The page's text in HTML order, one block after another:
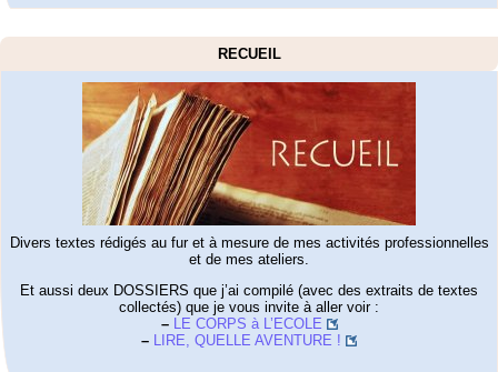
RECUEIL
Divers textes rédigés au fur et à mesure de mes activités professionnelles
et de mes ateliers.
Et aussi deux DOSSIERS que j’ai compilé (avec des extraits de textes
collectés) que je vous invite à aller voir :
–
LE CORPS à L’ECOLE
–
LIRE, QUELLE AVENTURE !